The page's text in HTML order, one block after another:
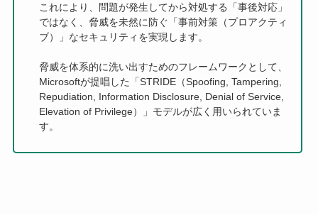
これにより、問題が発生してから対処する「事後対応」
ではなく、脅威を未然に防ぐ「事前対策（プロアクティ
ブ）」なセキュリティを実現します。
脅威を体系的に洗い出すためのフレームワークとして、
Microsoftが提唱した「STRIDE（Spoofing, Tampering,
Repudiation, Information Disclosure, Denial of Service,
Elevation of Privilege）」モデルが広く用いられていま
す。